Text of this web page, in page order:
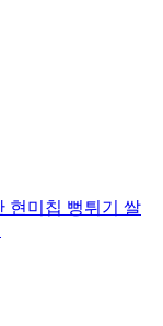
현미칩 뻥튀기 쌀